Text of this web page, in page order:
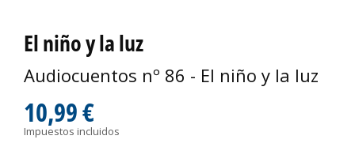
El niño y la luz
Audiocuentos nº 86 - El niño y la luz
10,99 €
Impuestos incluidos